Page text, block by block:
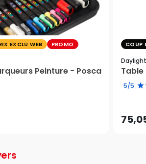
EXCLU WEB PROMO
Peinture - Posca
COUP
Daylight
Table
5/5